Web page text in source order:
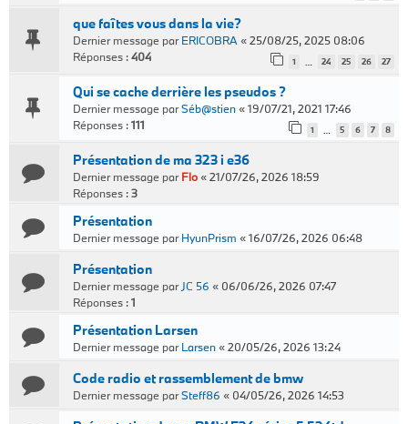
que faîtes vous dans la vie?
Dernier message parERICOBRA «25/08/25, 2025 08:06
Réponses :404 1 … 24 25 26 27
Qui se cache derrière les pseudos ?
Dernier message parSéb@stien«19/07/21, 2021 17:46
Réponses :111 1 … 5 6 7 8
Présentation de ma 323 i e36
Dernier message parFlo«21/07/26, 2026 18:59
Réponses :3
Présentation
Dernier message parHyunPrism «16/07/26, 2026 06:48
Présentation
Dernier message par JC 56 « 06/06/26, 2026 07:47
Réponses :1
Présentation Larsen
Dernier message parLarsen«20/05/26, 2026 13:24
Code radio et rassemblement de bmw
Dernier message parSteff86 « 04/05/26, 2026 14:53